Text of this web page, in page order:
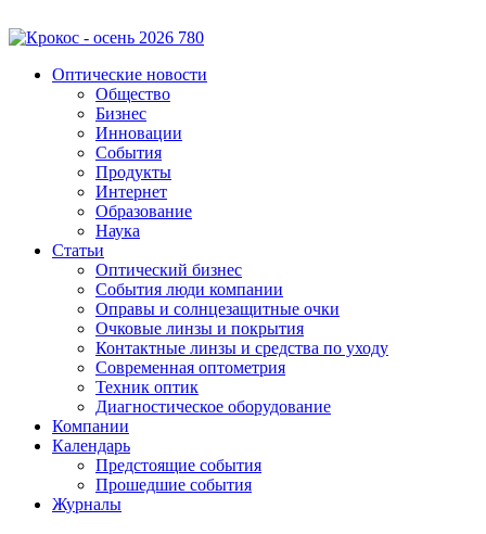
Оптические новости
Общество
Бизнес
Инновации
События
Продукты
Интернет
Образование
Наука
Статьи
Оптический бизнес
События люди компании
Оправы и солнцезащитные очки
Очковые линзы и покрытия
Контактные линзы и средства по уходу
Современная оптометрия
Техник оптик
Диагностическое оборудование
Компании
Календарь
Предстоящие события
Прошедшие события
Журналы